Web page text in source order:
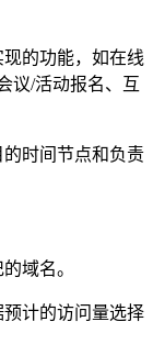
的功能，如在线
议/活动报名、互
时间节点和负责
域名。
计的访问量选择